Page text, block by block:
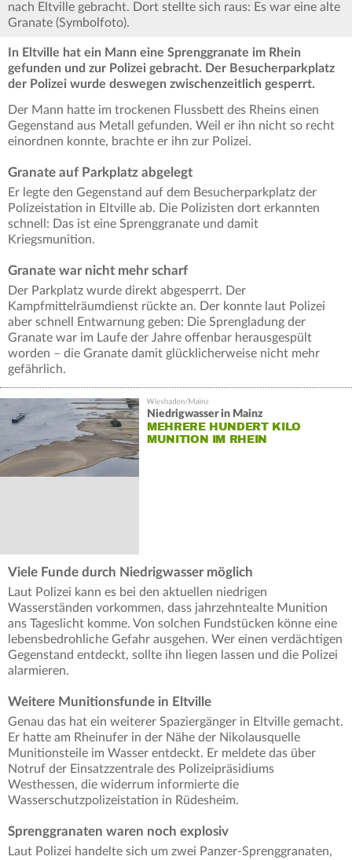
nach Eltville gebracht. Dort stellte sich raus: Es war eine alte
Granate (Symbolfoto).
In Eltville hat ein Mann eine Sprenggranate im Rhein
gefunden und zur Polizei gebracht. Der Besucherparkplatz
der Polizei wurde deswegen zwischenzeitlich gesperrt.
Der Mann hatte im trockenen Flussbett des Rheins einen
Gegenstand aus Metall gefunden. Weil er ihn nicht so recht
einordnen konnte, brachte er ihn zur Polizei.
Granate auf Parkplatz abgelegt
Er legte den Gegenstand auf dem Besucherparkplatz der
Polizeistation in Eltville ab. Die Polizisten dort erkannten
schnell: Das ist eine Sprenggranate und damit
Kriegsmunition.
Granate war nicht mehr scharf
Der Parkplatz wurde direkt abgesperrt. Der
Kampfmittelräumdienst rückte an. Der konnte laut Polizei
aber schnell Entwarnung geben: Die Sprengladung der
Granate war im Laufe der Jahre offenbar herausgespült
worden – die Granate damit glücklicherweise nicht mehr
gefährlich.
Niedrigwasser in Mainz
MEHRERE HUNDERT KILO
MUNITION IM RHEIN
Viele Funde durch Niedrigwasser möglich
Laut Polizei kann es bei den aktuellen niedrigen
Wasserständen vorkommen, dass jahrzehntealte Munition
ans Tageslicht komme. Von solchen Fundstücken könne eine
lebensbedrohliche Gefahr ausgehen. Wer einen verdächtigen
Gegenstand entdeckt, sollte ihn liegen lassen und die Polizei
alarmieren.
Weitere Munitionsfunde in Eltville
Genau das hat ein weiterer Spaziergänger in Eltville gemacht.
Er hatte am Rheinufer in der Nähe der Nikolausquelle
Munitionsteile im Wasser entdeckt. Er meldete das über
Notruf der Einsatzzentrale des Polizeipräsidiums
Westhessen, die widerrum informierte die
Wasserschutzpolizeistation in Rüdesheim.
Sprenggranaten waren noch explosiv
Laut Polizei handelte sich um zwei Panzer-Sprenggranaten,